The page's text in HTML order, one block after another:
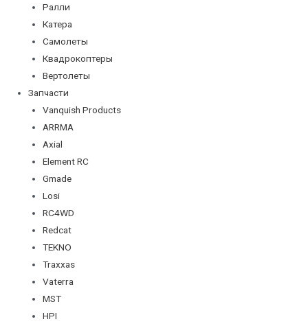
Ралли
Катера
Самолеты
Квадрокоптеры
Вертолеты
Запчасти
Vanquish Products
ARRMA
Axial
Element RC
Gmade
Losi
RC4WD
Redcat
TEKNO
Traxxas
Vaterra
MST
HPI